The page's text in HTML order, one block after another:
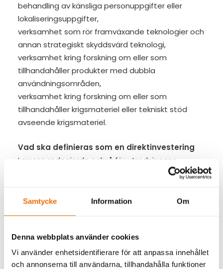
Samtycke Information Om
Denna webbplats använder cookies
Vi använder enhetsidentifierare för att anpassa innehållet
och annonserna till användarna, tillhandahålla funktioner
behandling av känsliga personuppgifter eller
lokaliseringsuppgifter,
verksamhet som rör framväxande teknologier och
annan strategiskt skyddsvärd teknologi,
verksamhet kring forskning om eller som
tillhandahåller produkter med dubbla
användningsområden,
verksamhet kring forskning om eller som
tillhandahåller krigsmateriel eller tekniskt stöd
avseende krigsmateriel.
Vad ska definieras som en direktinvestering
Larsson redogjorde också för utredningens
definition av direktinvestering: ”en investering
varaktiga förbindelser mellan investeraren och
investeringar som möjliggör ett faktiskt
deltagande i ledningen eller inflytande i ett
företag som bedriver en ekonomisk verksamhet”.